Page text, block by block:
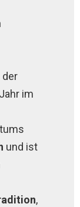
der
im
und ist
,